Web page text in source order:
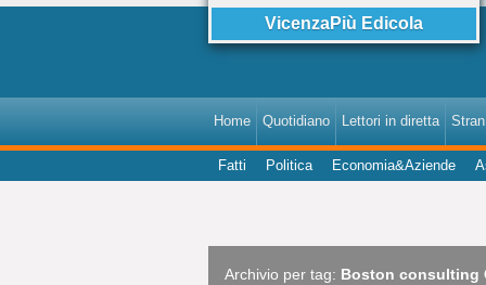
VicenzaPiù Edicola
Home Quotidiano Lettori in diretta
Fatti Politica Economia&Aziende
Archivio per tag: Boston consulting